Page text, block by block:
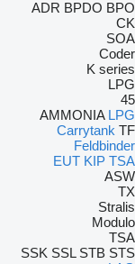
ADR BPDO BPO
CK
SOA
Coder
K series
LPG
45
AMMONIA LPG
Carrytank TF
Feldbinder
EUT KIP TSA
ASW
TX
Stralis
Modulo
TSA
SSK SSL STB STS